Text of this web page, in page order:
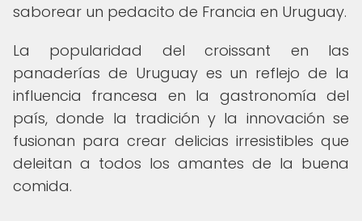
saborear un pedacito de Francia en Uruguay.
La popularidad del croissant en las
panaderías de Uruguay es un reflejo de la
influencia francesa en la gastronomía del
país, donde la tradición y la innovación se
fusionan para crear delicias irresistibles que
deleitan a todos los amantes de la buena
comida.